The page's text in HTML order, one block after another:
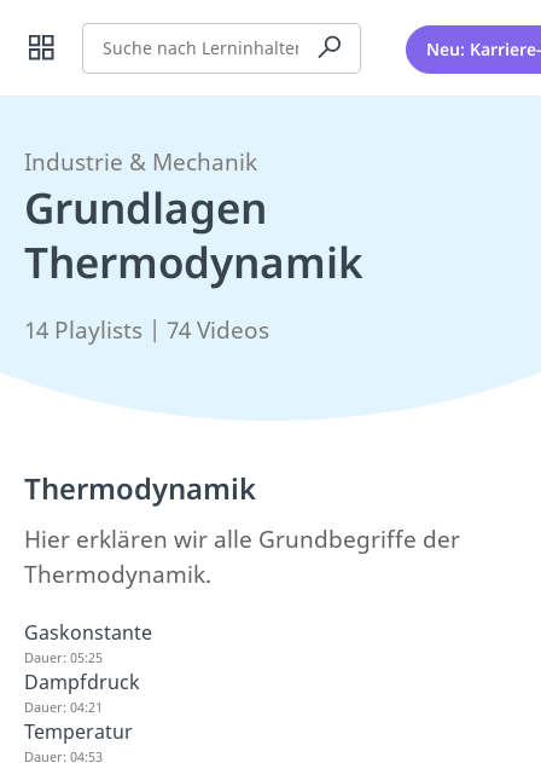
Suche Neu:
Industrie & Mechanik
Grundlagen
Thermodynamik
14 Playlists | 74 Videos
Thermodynamik
Hier erklären wir alle Grundbegriffe der
Thermodynamik.
Gaskonstante
Dauer: 05:25
Dampfdruck
Dauer: 04:21
Temperatur
Dauer: 04:53